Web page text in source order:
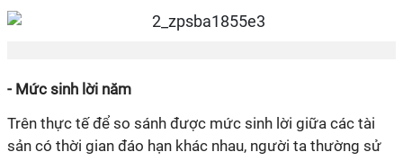
- Mức sinh lời năm
Trên thực tế để so sánh được mức sinh lời giữa các tài
sản có thời gian đáo hạn khác nhau, người ta thường sử